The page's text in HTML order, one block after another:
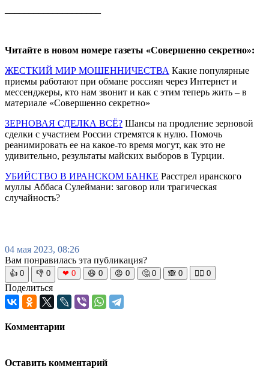
Читайте в новом номере газеты «Совершенно секретно»:
ЖЕСТКИЙ МИР МОШЕННИЧЕСТВА Какие популярные
приемы работают при обмане россиян через Интернет и
мессенджеры, кто нам звонит и как с этим теперь жить – в
материале «Совершенно секретно»
ЗЕРНОВАЯ СДЕЛКА ВСЁ? Шансы на продление зерновой
сделки с участием России стремятся к нулю. Помочь
реанимировать ее на какое-то время могут, как это не
удивительно, результаты майских выборов в Турции.
УБИЙСТВО В ИРАНСКОМ БАНКЕ Расстрел иранского
муллы Аббаса Сулеймани: заговор или трагическая
случайность?
04 мая 2023, 08:26
Вам понравилась эта публикация?
👍 0 👎 0 ❤ 0 😆 0 😡 0 🤔 0 🙈 0 🧘‍♀️ 0
Поделиться
Комментарии
Оставить комментарий